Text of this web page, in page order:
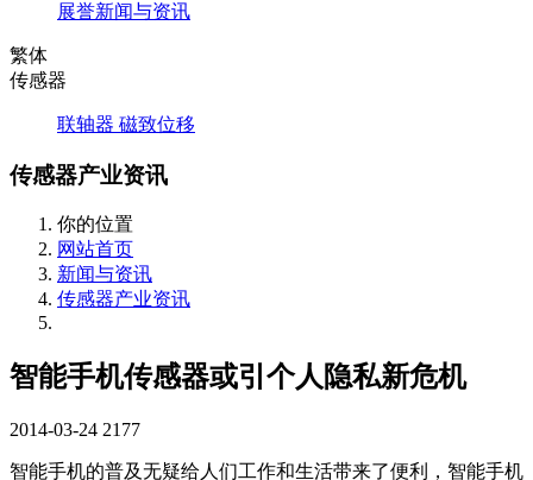
展誉新闻与资讯
繁体
传感器
联轴器 磁致位移
传感器产业资讯
你的位置
网站首页
新闻与资讯
传感器产业资讯
智能手机传感器或引个人隐私新危机
2014-03-24 2177
智能手机的普及无疑给人们工作和生活带来了便利，智能手机